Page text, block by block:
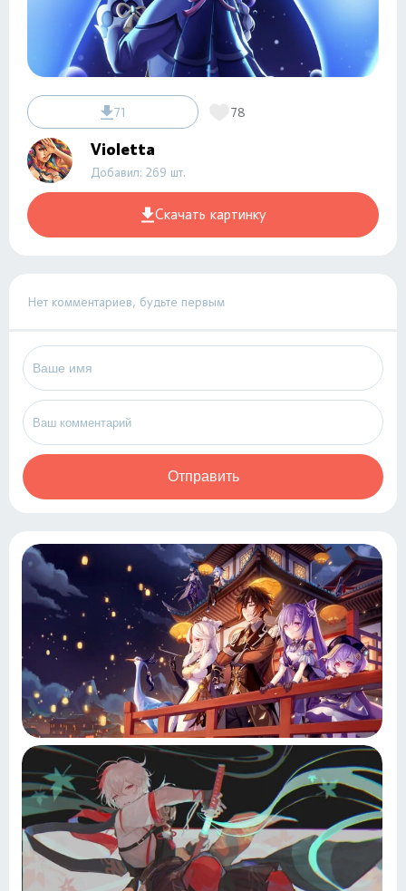
71 78
Violetta
Добавил: 269 шт.
Скачать картинку
Нет комментариев, будьте первым
Отправить